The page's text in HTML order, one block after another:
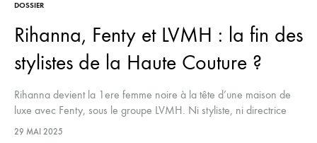
DOSSIER
Rihanna, Fenty et LVMH : la fin des
stylistes de la Haute Couture ?
Rihanna devient la 1ere femme noire à la tête d’une maison de
luxe avec Fenty, sous le groupe LVMH. Ni styliste, ni directrice
artistique de renom, pourquoi Rihanna est légitime ? Est-ce la fin
29 MAI 2025